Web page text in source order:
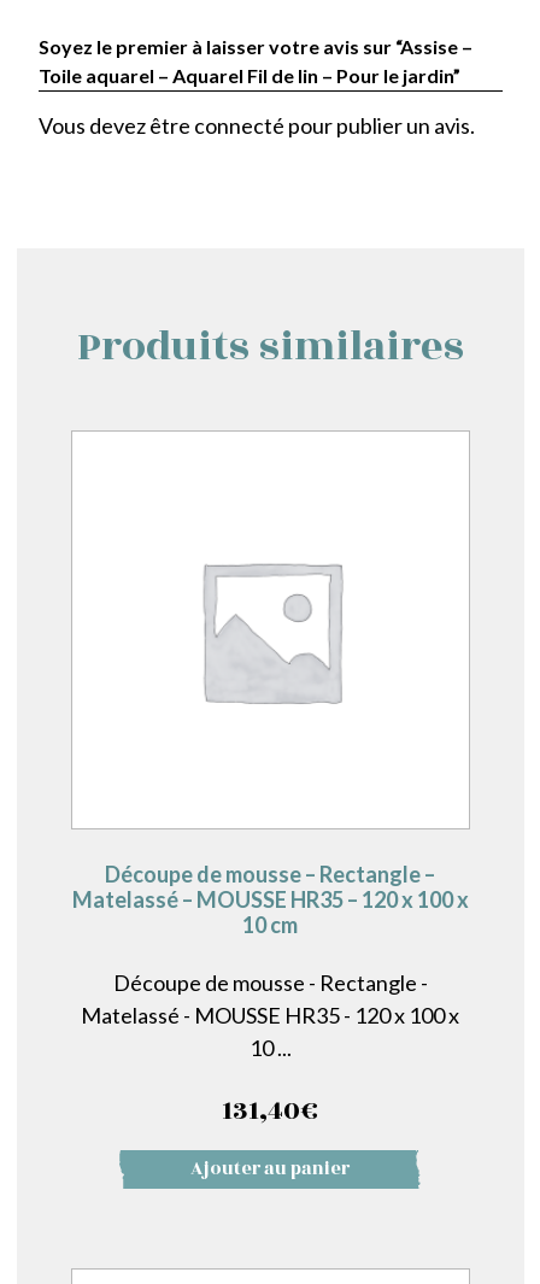
Soyez le premier à laisser votre avis sur “Assise –
Toile aquarel – Aquarel Fil de lin – Pour le jardin”
Vous devez être connecté pour publier un avis.
Produits similaires
Découpe de mousse – Rectangle –
Matelassé – MOUSSE HR35 – 120 x 100 x
10 cm
Découpe de mousse - Rectangle -
Matelassé - MOUSSE HR35 - 120 x 100 x
10 ...
131,40€
Ajouter au panier